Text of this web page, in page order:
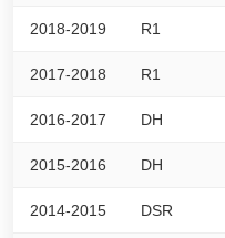
2018-2019 R1
2017-2018 R1
2016-2017 DH
2015-2016 DH
2014-2015 DSR